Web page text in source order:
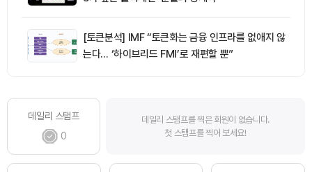
[토큰분석] IMF “토큰화는 금융 인프라를 없애지 않
는다… ‘하이브리드 FMI’로 재편할 뿐”
데일리 스탬프
0
데일리 스탬프를 찍은 회원이 없습니다.
첫 스탬프를 찍어 보세요!